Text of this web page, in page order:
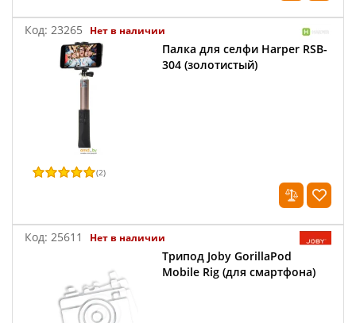
Код: 23265 Нет в наличии
Палка для селфи Harper RSB-
304 (золотистый)
(2)
Код: 25611 Нет в наличии
Трипод Joby GorillaPod
Mobile Rig (для смартфона)